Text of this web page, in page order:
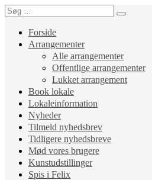
Forside
Arrangementer
Alle arrangementer
Offentlige arrangementer
Lukket arrangement
Book lokale
Lokaleinformation
Nyheder
Tilmeld nyhedsbrev
Tidligere nyhedsbreve
Mød vores brugere
Kunstudstillinger
Spis i Felix